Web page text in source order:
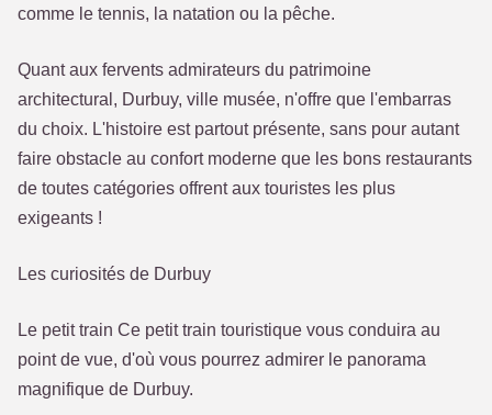
comme le tennis, la natation ou la pêche.
Quant aux fervents admirateurs du patrimoine
architectural, Durbuy, ville musée, n'offre que l'embarras
du choix. L'histoire est partout présente, sans pour autant
faire obstacle au confort moderne que les bons restaurants
de toutes catégories offrent aux touristes les plus
exigeants !
Les curiosités de Durbuy
Le petit train Ce petit train touristique vous conduira au
point de vue, d'où vous pourrez admirer le panorama
magnifique de Durbuy.